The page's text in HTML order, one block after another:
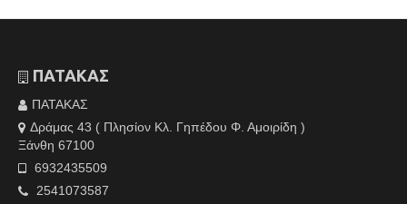
ΠΑΤΑΚΑΣ
ΠΑΤΑΚΑΣ
Δράμας 43 ( Πλησίον Κλ. Γηπέδου Φ. Αμοιρίδη )
Ξάνθη 67100
6932435509
2541073587